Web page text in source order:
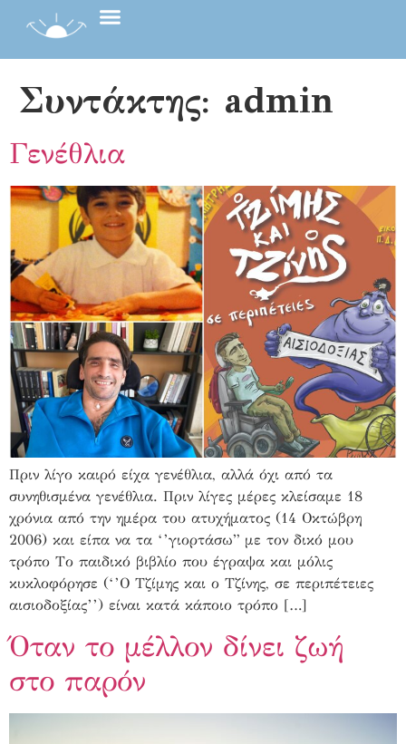
Συντάκτης: admin
Γενέθλια
Πριν λίγο καιρό είχα γενέθλια, αλλά όχι από τα
συνηθισμένα γενέθλια. Πριν λίγες μέρες κλείσαμε 18
χρόνια από την ημέρα του ατυχήματος (14 Οκτώβρη
2006) και είπα να τα ‘’γιορτάσω” με τον δικό μου
τρόπο Το παιδικό βιβλίο που έγραψα και μόλις
κυκλοφόρησε (‘’Ο Τζίμης και ο Τζίνης, σε περιπέτειες
αισιοδοξίας’’) είναι κατά κάποιο τρόπο […]
Όταν το μέλλον δίνει ζωή
στο παρόν